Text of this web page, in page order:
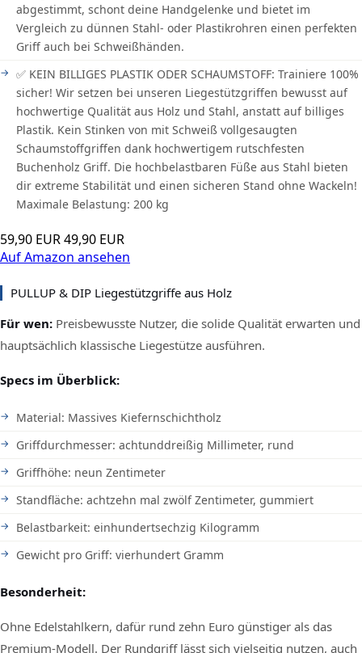
abgestimmt, schont deine Handgelenke und bietet im
Vergleich zu dünnen Stahl- oder Plastikrohren einen perfekten
Griff auch bei Schweißhänden.
✅ KEIN BILLIGES PLASTIK ODER SCHAUMSTOFF: Trainiere 100%
sicher! Wir setzen bei unseren Liegestützgriffen bewusst auf
hochwertige Qualität aus Holz und Stahl, anstatt auf billiges
Plastik. Kein Stinken von mit Schweiß vollgesaugten
Schaumstoffgriffen dank hochwertigem rutschfesten
Buchenholz Griff. Die hochbelastbaren Füße aus Stahl bieten
dir extreme Stabilität und einen sicheren Stand ohne Wackeln!
Maximale Belastung: 200 kg
59,90 EUR49,90 EUR
Auf Amazon ansehen
PULLUP & DIP Liegestützgriffe aus Holz
Für wen: Preisbewusste Nutzer, die solide Qualität erwarten und
hauptsächlich klassische Liegestütze ausführen.
Specs im Überblick:
Material: Massives Kiefernschichtholz
Griffdurchmesser: achtunddreißig Millimeter, rund
Griffhöhe: neun Zentimeter
Standfläche: achtzehn mal zwölf Zentimeter, gummiert
Belastbarkeit: einhundertsechzig Kilogramm
Gewicht pro Griff: vierhundert Gramm
Besonderheit:
Ohne Edelstahlkern, dafür rund zehn Euro günstiger als das
Premium-Modell. Der Rundgriff lässt sich vielseitig nutzen, auch